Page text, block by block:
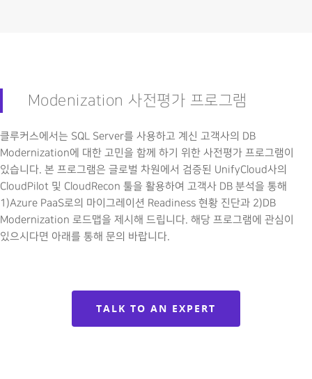
Modenization 사전평가 프로그램
클루커스에서는 SQL Server를 사용하고 계신 고객사의 DB
Modernization에 대한 고민을 함께 하기 위한 사전평가 프로그램이
있습니다. 본 프로그램은 글로벌 차원에서 검증된 UnifyCloud사의
CloudPilot 및 CloudRecon 툴을 활용하여 고객사 DB 분석을 통해
1)Azure PaaS로의 마이그레이션 Readiness 현황 진단과 2)DB
Modernization 로드맵을 제시해 드립니다. 해당 프로그램에 관심이
있으시다면 아래를 통해 문의 바랍니다.
TALK TO AN EXPERT